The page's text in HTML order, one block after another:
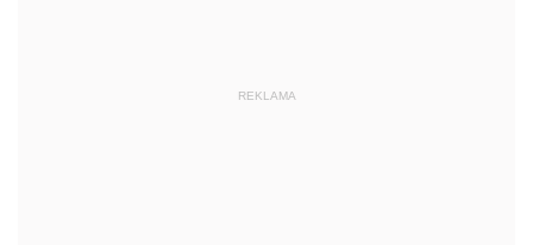
REKLAMA